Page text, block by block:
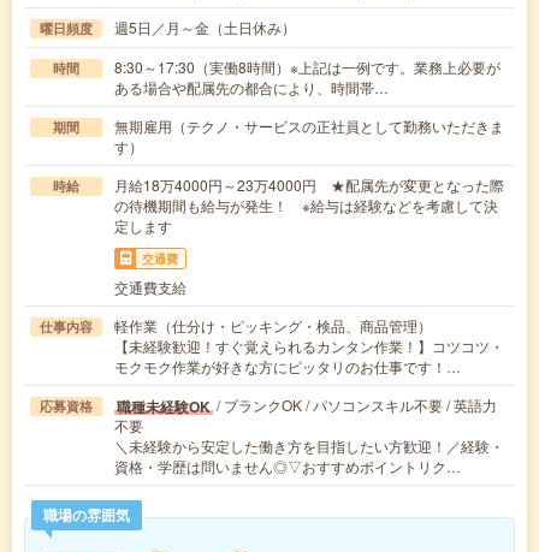
曜日頻度 週5日／月～金（土日休み）
時間
8:30～17:30（実働8時間）※上記は一例です。業務上必要が
ある場合や配属先の都合により、時間帯…
期間
無期雇用（テクノ・サービスの正社員として勤務いただきま
す）
時給
月給18万4000円～23万4000円 ★配属先が変更となった際
の待機期間も給与が発生！ ※給与は経験などを考慮して決
定します
交通費
交通費支給
仕事内容
軽作業（仕分け・ピッキング・検品、商品管理）
【未経験歓迎！すぐ覚えられるカンタン作業！】コツコツ・
モクモク作業が好きな方にピッタリのお仕事です！…
応募資格 職種未経験OK / ブランクOK / パソコンスキル不要 / 英語力
不要
＼未経験から安定した働き方を目指したい方歓迎！／経験・
資格・学歴は問いません◎▽おすすめポイントリク…
職場の雰囲気